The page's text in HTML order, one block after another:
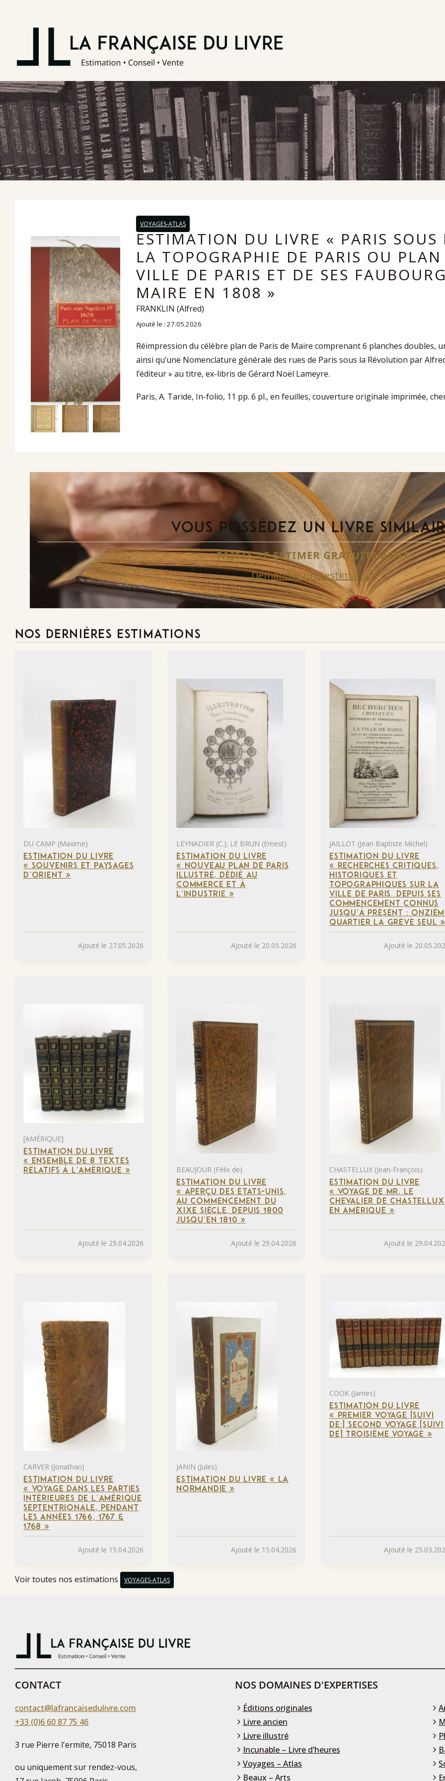
VOYAGES-ATLAS
ESTIMATION DU LIVRE « PARIS
LA TOPOGRAPHIE DE PARIS OU
VILLE DE PARIS ET DE SES
MAIRE EN 1808 »
FRANKLIN (Alfred)
Ajouté le : 27.05.2026
Réimpression du célèbre plan de Paris de Maire comprenant 6 planches
ainsi qu’une Nomenclature générale des rues de Paris sous la Révolution par
l’éditeur » au titre, ex-libris de Gérard Noël Lameyre.
Paris, A. Taride, In-folio, 11 pp. 6 pl., en feuilles, couverture originale imprimée,
VOUS POSSÉDEZ UN LIVRE
FAITES-LE ESTIMER GRATUITEMENT
Demander une estimation
NOS DERNIÈRES ESTIMATIONS
DU CAMP (Maxime)
ESTIMATION DU LIVRE
« SOUVENIRS ET PAYSAGES
D’ORIENT »
Ajouté le 27.05.2026
LEYNADIER (C.); LE BRUN (Ernest)
ESTIMATION DU LIVRE
« NOUVEAU PLAN DE PARIS
ILLUSTRÉ, DÉDIÉ AU
COMMERCE ET À
L’INDUSTRIE »
Ajouté le 20.05.2026
JAILLOT (Jean Baptiste Michel)
ESTIMATION DU LIVRE
« RECHERCHES CRITIQUES,
HISTORIQUES ET
TOPOGRAPHIQUES SUR LA
VILLE DE PARIS, DEPUIS SES
COMMENCEMENT CONNUS
JUSQU’À PRÉSENT :
QUARTIER LA GRÈVE SEUL
Ajouté le
[AMÉRIQUE]
ESTIMATION DU LIVRE
« ENSEMBLE DE 8 TEXTES
RELATIFS À L’AMÉRIQUE »
Ajouté le 29.04.2026
BEAUJOUR (Félix de)
ESTIMATION DU LIVRE
« APERÇU DES ÉTATS-UNIS,
AU COMMENCEMENT DU
XIXE SIÈCLE, DEPUIS 1800
JUSQU’EN 1810 »
Ajouté le 29.04.2026
CHASTELLUX (Jean-François)
ESTIMATION DU LIVRE
« VOYAGE DE MR. LE
CHEVALIER DE CHASTELLUX
EN AMÉRIQUE »
Ajouté le
CARVER (Jonathan)
ESTIMATION DU LIVRE
« VOYAGE DANS LES PARTIES
INTÉRIEURES DE L’AMÉRIQUE
SEPTENTRIONALE, PENDANT
LES ANNÉES 1766, 1767 &
1768 »
Ajouté le 15.04.2026
JANIN (Jules)
ESTIMATION DU LIVRE « LA
NORMANDIE »
Ajouté le 15.04.2026
COOK (James)
ESTIMATION DU LIVRE
« PREMIER VOYAGE [SUIVI
DE:] SECOND VOYAGE [SUIVI
DE] TROISIÈME VOYAGE »
Ajouté le
Voir toutes nos estimations VOYAGES-ATLAS
CONTACT
contact@lafrancaisedulivre.com
+33 (0)6 60 87 75 46
3 rue Pierre l'ermite, 75018 Paris
ou uniquement sur rendez-vous,
NOS DOMAINES D'EXPERTISES
Éditions originales
Livre ancien
Livre illustré
Incunable – Livre d’heures
Voyages – Atlas
Beaux – Arts